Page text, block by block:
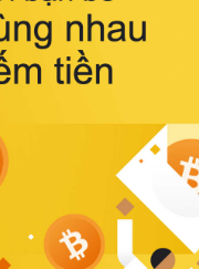
cột sống.
Bên cạnh đó, việc lựa chọn
sản phẩm đạt chuẩn chất
tế còn giúp ngăn ngừa tình
khuẩn và nấm mốc trong điều
thời tiết nóng ẩm. Bạn có thể
thêm các nghiên cứu khoa học
động của giấc ngủ và môi
phòng ngủ đối với sức khỏe
người tại Sleep Foundation
Link) để có cái nhìn toàn diện